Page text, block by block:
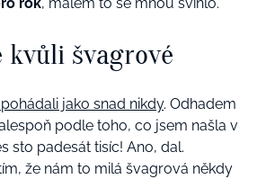
kvůli švagrové
jako snad nikdy. Odhadem
podle toho, co jsem našla v
sto padesát tisíc! Ano, dal.
že nám to milá švagrová někdy